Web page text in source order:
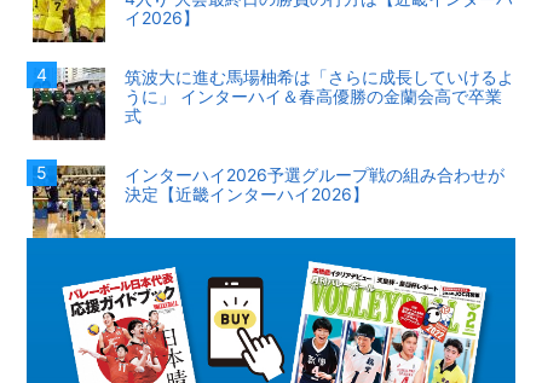
イ2026】
筑波大に進む馬場柚希は「さらに成長していけるよ
うに」 インターハイ＆春高優勝の金蘭会高で卒業
式
インターハイ2026予選グループ戦の組み合わせが
決定【近畿インターハイ2026】